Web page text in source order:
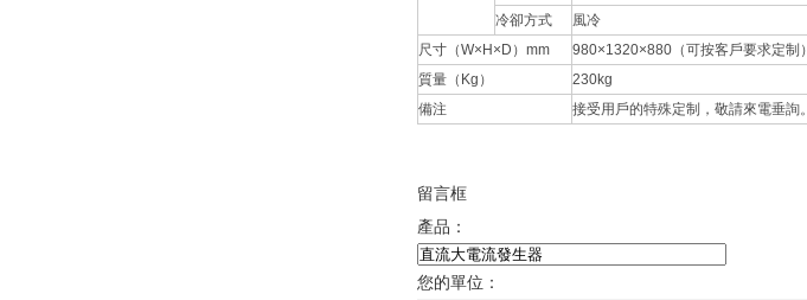
冷卻方式
風冷
尺寸（W×H×D）mm
980×1320×880（可按客戶要求定制）
質量（Kg）
230kg
備注
接受用戶的特殊定制，敬請來電垂詢。
留言框
產品：
您的單位：